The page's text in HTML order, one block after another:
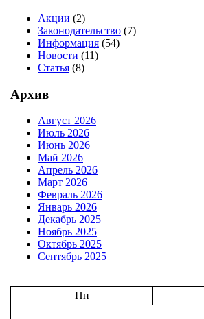
Акции (2)
Законодательство (7)
Информация (54)
Новости (11)
Статья (8)
Архив
Август 2026
Июль 2026
Июнь 2026
Май 2026
Апрель 2026
Март 2026
Февраль 2026
Январь 2026
Декабрь 2025
Ноябрь 2025
Октябрь 2025
Сентябрь 2025
Пн